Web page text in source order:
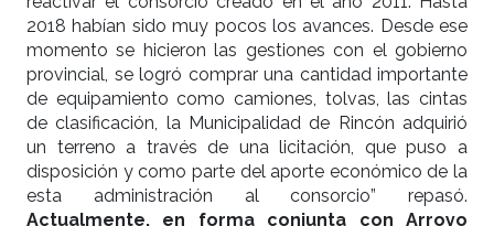
2018 habían sido muy pocos los avances. Desde ese
momento se hicieron las gestiones con el gobierno
provincial, se logró comprar una cantidad importante
de equipamiento como camiones, tolvas, las cintas
de clasificación, la Municipalidad de Rincón adquirió
un terreno a través de una licitación, que puso a
disposición y como parte del aporte económico de la
esta administración al consorcio” repasó.
Actualmente, en forma conjunta con Arroyo